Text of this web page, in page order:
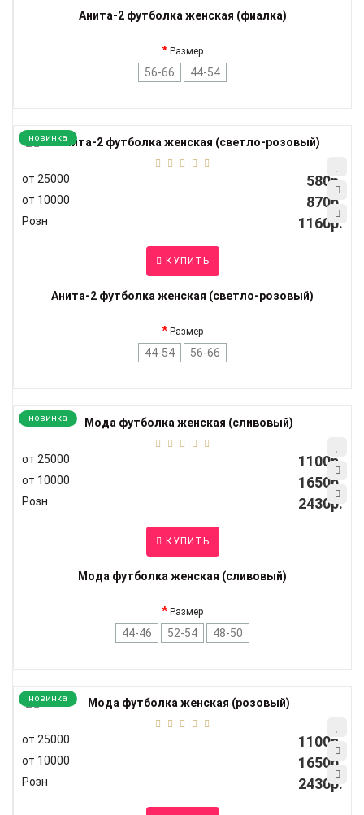
Анита-2 футболка женская (фиалка)
Размер
56-66 44-54
новинка
от 25000 580р.
от 10000 870р.
Розн 1160р.
КУПИТЬ
Анита-2 футболка женская (светло-розовый)
Размер
44-54 56-66
новинка
от 25000 1100р.
от 10000 1650р.
Розн 2430р.
КУПИТЬ
Мода футболка женская (сливовый)
Размер
44-46 52-54 48-50
новинка
от 25000 1100р.
от 10000 1650р.
Розн 2430р.